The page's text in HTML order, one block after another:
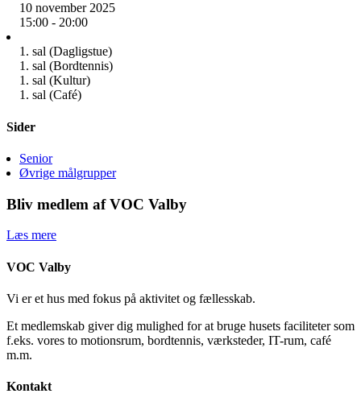
10 november 2025
15:00 - 20:00
1. sal (Dagligstue)
1. sal (Bordtennis)
1. sal (Kultur)
1. sal (Café)
Sider
Senior
Øvrige målgrupper
Bliv medlem af VOC Valby
Læs mere
VOC Valby
Vi er et hus med fokus på aktivitet og fællesskab.
Et medlemskab giver dig mulighed for at bruge husets faciliteter som
f.eks. vores to motionsrum, bordtennis, værksteder, IT-rum, café
m.m.
Kontakt